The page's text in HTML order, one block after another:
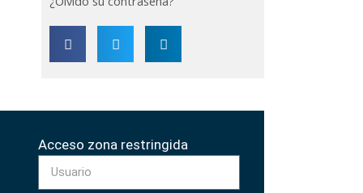
Acceso zona restringida